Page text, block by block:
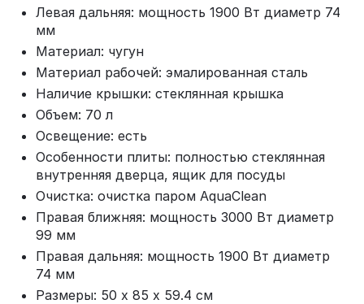
Левая дальняя: мощность 1900 Вт диаметр 74
мм
Материал: чугун
Материал рабочей: эмалированная сталь
Наличие крышки: стеклянная крышка
Объем: 70 л
Освещение: есть
Особенности плиты: полностью стеклянная
внутренняя дверца, ящик для посуды
Очистка: очистка паром AquaClean
Правая ближняя: мощность 3000 Вт диаметр
99 мм
Правая дальняя: мощность 1900 Вт диаметр
74 мм
Размеры: 50 х 85 х 59.4 см